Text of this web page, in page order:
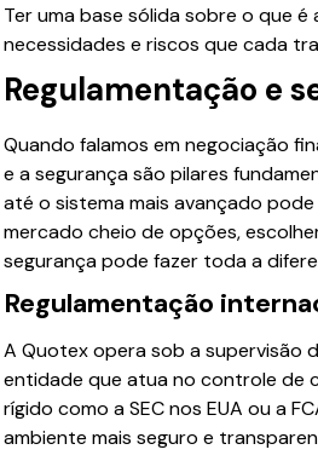
Ter uma base sólida sobre o que
necessidades e riscos que cada
Regulamentação e
Quando falamos em negociação
e a segurança são pilares
até o sistema mais avançado
mercado cheio de opções,
segurança pode fazer toda a
Regulamentação
A Quotex opera sob a supervisão
entidade que atua no controle de
rígido como a SEC nos EUA ou a
ambiente mais seguro e